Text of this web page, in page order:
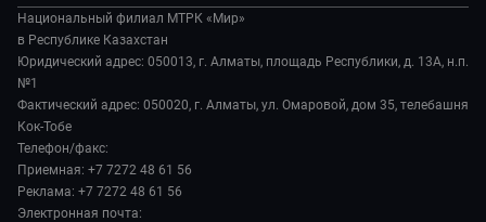
Происшествия
Наука и технологии
Здоровье и медицина
Спорт
Авто
Культура
Вместе выгодно
Евразия. Культурно
Евразия. Регионы
Наши иностранцы
Пять причин поехать в...
Сделано в Содружестве
История
Руководство
Лица мира
Пресса о нас
Карьера
Реклама
Национальный филиал МТРК «Мир»
в Республике Казахстан
Юридический адрес: 050013, г. Алматы, площадь Республики, д. 13А, н.п.
№1
Фактический адрес: 050020, г. Алматы, ул. Омаровой, дом 35, телебашня
Кок-Тобе
Телефон/факс:
Приемная: +7 7272 48 61 56
Реклама: +7 7272 48 61 56
Электронная почта: